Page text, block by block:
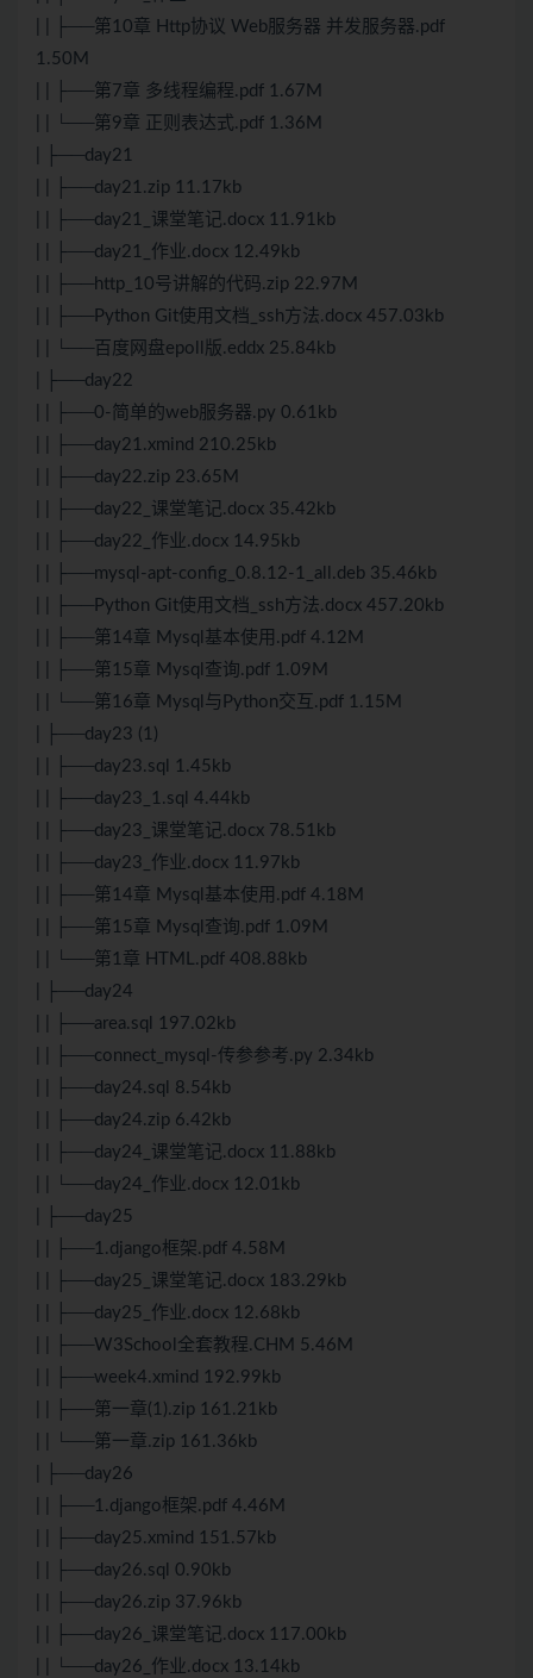
| | ├──第10章 Http协议 Web服务器 并发服务器.pdf
1.50M
| | ├──第7章 多线程编程.pdf 1.67M
| | └──第9章 正则表达式.pdf 1.36M
| ├──day21
| | ├──day21.zip 11.17kb
| | ├──day21_课堂笔记.docx 11.91kb
| | ├──day21_作业.docx 12.49kb
| | ├──http_10号讲解的代码.zip 22.97M
| | ├── Python Git使用文档_ssh方法.docx 457.03kb
| | └──百度网盘epoll版.eddx 25.84kb
| ├──day22
| | ├──0-简单的web服务器.py 0.61kb
| | ├──day21.xmind 210.25kb
| | ├──day22.zip 23.65M
| | ├──day22_课堂笔记.docx 35.42kb
| | ├──day22_作业.docx 14.95kb
| | ├──mysql-apt-config_0.8.12-1_all.deb 35.46kb
| | ├──Python Git使用文档_ssh方法.docx 457.20kb
| | ├──第14章 Mysql基本使用.pdf 4.12M
| | ├──第15章 Mysql查询.pdf 1.09M
| | └──第16章 Mysql与Python交互.pdf 1.15M
| ├──day23 (1)
| | ├──day23.sql 1.45kb
| | ├──day23_1.sql 4.44kb
| | ├──day23_课堂笔记.docx 78.51kb
| | ├──day23_作业.docx 11.97kb
| | ├──第14章 Mysql基本使用.pdf 4.18M
| | ├──第15章 Mysql查询.pdf 1.09M
| | └──第1章 HTML.pdf 408.88kb
| ├──day24
| | ├──area.sql 197.02kb
| | ├──connect_mysql-传参参考.py 2.34kb
| | ├──day24.sql 8.54kb
| | ├──day24.zip 6.42kb
| | ├──day24_课堂笔记.docx 11.88kb
| | └──day24_作业.docx 12.01kb
| ├──day25
| | ├──1.django框架.pdf 4.58M
| | ├──day25_课堂笔记.docx 183.29kb
| | ├──day25_作业.docx 12.68kb
| | ├──W3School全套教程.CHM 5.46M
| | ├──week4.xmind 192.99kb
| | ├──第一章(1).zip 161.21kb
| | └──第一章.zip 161.36kb
| ├──day26
| | ├──1.django框架.pdf 4.46M
| | ├──day25.xmind 151.57kb
| | ├──day26.sql 0.90kb
| | ├──day26.zip 37.96kb
| | ├──day26_课堂笔记.docx 117.00kb
| | └──day26_作业.docx 13.14kb